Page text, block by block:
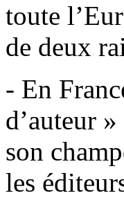
toute
de deux
- En
d’auteur
son
les